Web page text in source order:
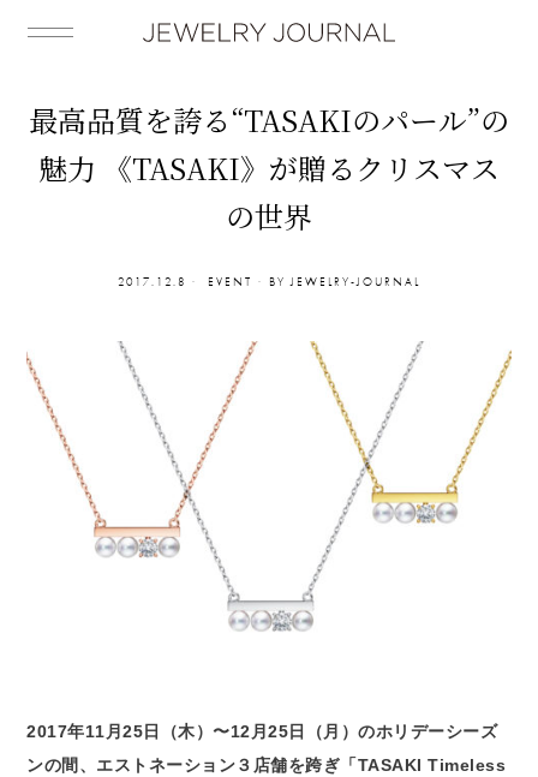
最高品質を誇る“TASAKIのパール”の
魅力 《TASAKI》が贈るクリスマス
の世界
2017.12.8 EVENT BY JEWELRY-JOURNAL
2017年11月25日（木）〜12月25日（月）のホリデーシーズ
ンの間、エストネーション３店舗を跨ぎ「TASAKI Timeless